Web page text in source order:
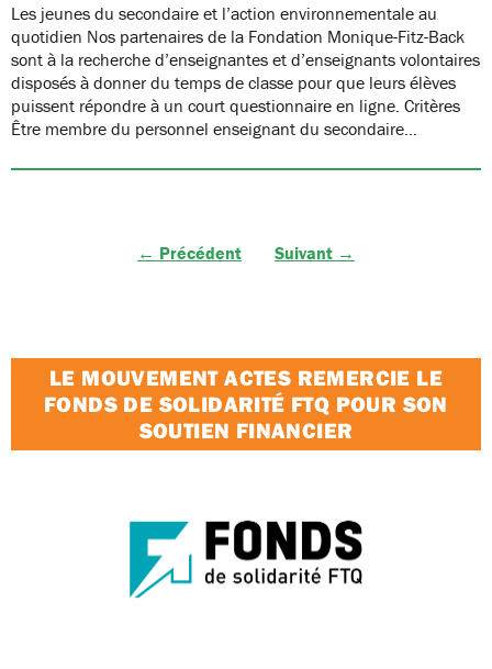
Les jeunes du secondaire et l’action environnementale au
quotidien Nos partenaires de la Fondation Monique-Fitz-Back
sont à la recherche d’enseignantes et d’enseignants volontaires
disposés à donner du temps de classe pour que leurs élèves
puissent répondre à un court questionnaire en ligne. Critères
Être membre du personnel enseignant du secondaire…
← Précédent Suivant →
LE MOUVEMENT ACTES REMERCIE LE
FONDS DE SOLIDARITÉ FTQ POUR SON
SOUTIEN FINANCIER